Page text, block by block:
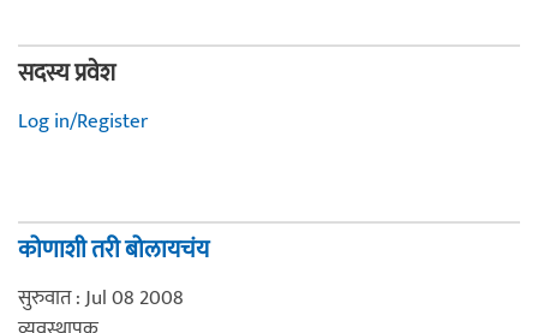
सदस्य प्रवेश
Log in/Register
कोणाशी तरी बोलायचंय
सुरुवात : Jul 08 2008